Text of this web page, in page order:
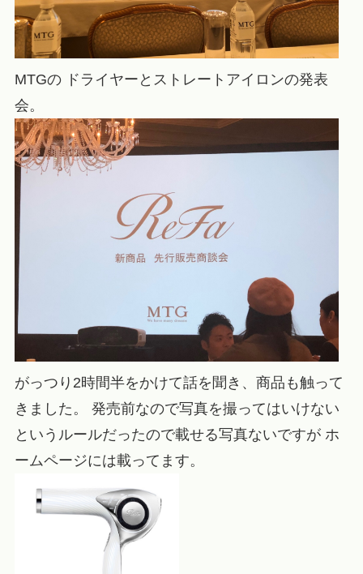
MTGの ドライヤーとストレートアイロンの発表
会。
がっつり2時間半をかけて話を聞き、商品も触って
きました。 発売前なので写真を撮ってはいけない
というルールだったので載せる写真ないですが ホ
ームページには載ってます。